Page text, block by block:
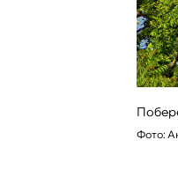
Фото: